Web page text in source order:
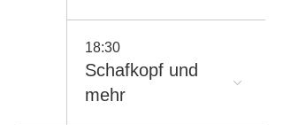
18:30
Schafkopf und
mehr